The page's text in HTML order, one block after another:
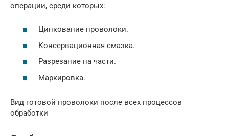
операции, среди которых:
Цинкование проволоки.
Консервационная смазка.
Разрезание на части.
Маркировка.
Вид готовой проволоки после всех процессов
обработки